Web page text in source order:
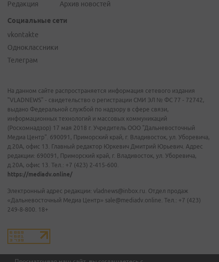
Редакция
Архив новостей
Социальные сети
vkontakte
Одноклассники
Телеграм
На данном сайте распространяется информация сетевого издания
"VLADNEWS" - свидетельство о регистрации СМИ ЭЛ № ФС 77 - 72742,
выдано Федеральной службой по надзору в сфере связи,
информационных технологий и массовых коммуникаций
(Роскомнадзор) 17 мая 2018 г. Учредитель ООО "Дальневосточный
Медиа Центр". 690091, Приморский край, г. Владивосток, ул. Уборевича,
д.20А, офис 13. Главный редактор Юркевич Дмитрий Юрьевич. Адрес
редакции: 690091, Приморский край, г. Владивосток, ул. Уборевича,
д.20А, офис 13. Тел.: +7 (423) 2-415-600.
https://mediadv.online/
Электронный адрес редакции: vladnews@inbox.ru. Отдел продаж
«Дальневосточный Медиа Центр» sale@mediadv.online. Тел.: +7 (423)
249-8-800. 18+